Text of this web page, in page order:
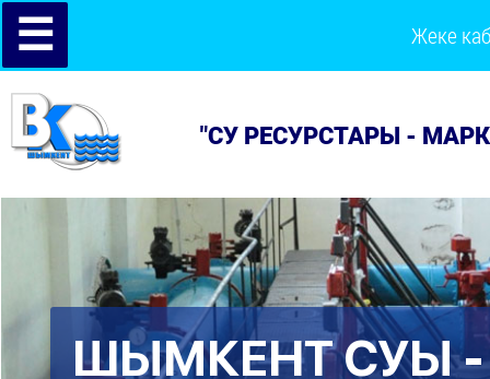
☰ Жеке
"СУ РЕСУРСТАРЫ -
ШЫМКЕНТ СУЫ -